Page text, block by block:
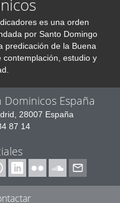
es una orden
por Santo Domingo
predicación de la Buena
estudio y
España
28007 España
87 14